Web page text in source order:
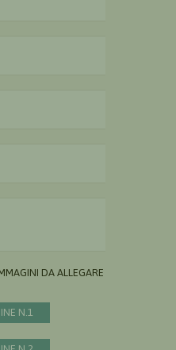
DA ALLEGARE AL
N.1